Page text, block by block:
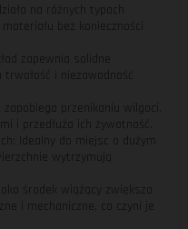
na różnych typach
bez konieczności
zapewnia solidne
i niezawodność
przenikaniu wilgoci,
i przedłuża ich żywotność.
Idealny do miejsc o dużym
wytrzymują
środek wiążący zwiększa
i mechaniczne, co czyni je